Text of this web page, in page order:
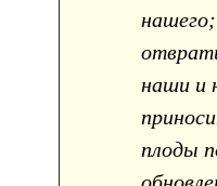
наши и
плоды